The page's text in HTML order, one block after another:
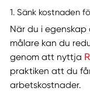
1. Sänk kostnaden
När du i
målare kan du
genom att nyttja
praktiken att du
arbetskostnader.